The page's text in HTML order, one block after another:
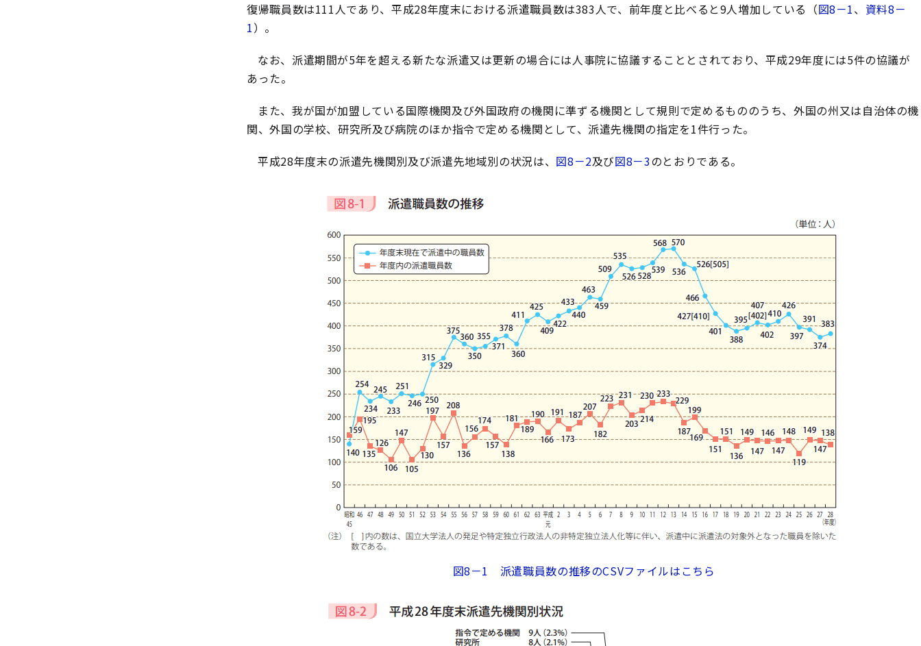
復帰職員数は111人であり、平成28年度末における派遣職員数は383人で、前年度と比べると9人増加している（図8－1、 資料8－
1）。
なお、派遣期間が5年を超える新たな派遣又は更新の場合には人事院に協議することとされており、平成29年度には5件の協議が
あった。
また、我が国が加盟している国際機関及び外国政府の機関に準ずる機関として規則で定めるもののうち、外国の州又は自治体の機
関、外国の学校、研究所及び病院のほか指令で定める機関として、派遣先機関の指定を1件行った。
平成28年度末の派遣先機関別及び派遣先地域別の状況は、 図8－2及び図8－3のとおりである。
図8－1 派遣職員数の推移のCSVファイルはこちら